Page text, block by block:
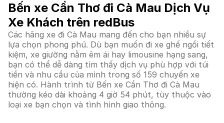
Bến xe Cần Thơ đi Cà Mau Dịch Vụ
Xe Khách trên redBus
Các hãng xe đi Cà Mau mang đến cho bạn nhiều sự
lựa chọn phong phú. Dù bạn muốn đi xe ghế ngồi tiết
kiệm, xe giường nằm êm ái hay limousine hạng sang,
bạn có thể dễ dàng tìm thấy dịch vụ phù hợp với túi
tiền và nhu cầu của mình trong số 159 chuyến xe
hiện có. Hành trình từ Bến xe Cần Thơ đi Cà Mau
thường kéo dài khoảng 4 giờ 54 phút, tùy thuộc vào
loại xe bạn chọn và tình hình giao thông.